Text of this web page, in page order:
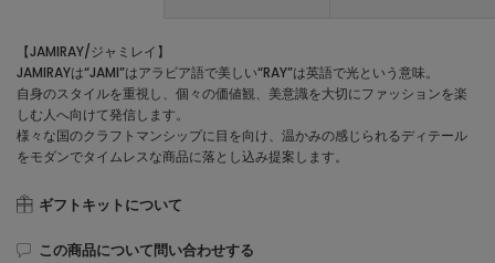
【JAMIRAY/ジャミレイ】
JAMIRAYは“JAMI”はアラビア語で美しい“RAY”は英語で光という意味。
自身のスタイルを重視し、個々の価値観、美意識を大切にファッションを楽
しむ人へ向けて発信します。
様々な国のクラフトマンシップに目を向け、温かみの感じられるディテール
をモダンでタイムレスな商品に落とし込み提案します。
ギフトキットについて
この商品について問い合わせする